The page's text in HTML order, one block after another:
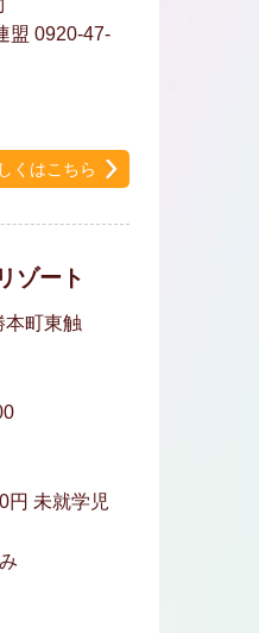
盟 0920-47-
くはこちら
ゾート
本町東触
円 未就学児